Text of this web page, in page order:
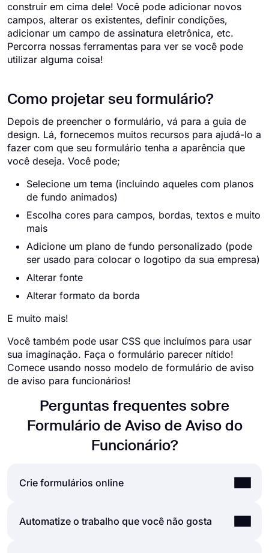
construir em cima dele! Você pode adicionar novos
campos, alterar os existentes, definir condições,
adicionar um campo de assinatura eletrônica, etc.
Percorra nossas ferramentas para ver se você pode
utilizar alguma coisa!
Como projetar seu formulário?
Depois de preencher o formulário, vá para a guia de
design. Lá, fornecemos muitos recursos para ajudá-lo a
fazer com que seu formulário tenha a aparência que
você deseja. Você pode;
Selecione um tema (incluindo aqueles com planos
de fundo animados)
Escolha cores para campos, bordas, textos e muito
mais
Adicione um plano de fundo personalizado (pode
ser usado para colocar o logotipo da sua empresa)
Alterar fonte
Alterar formato da borda
E muito mais!
Você também pode usar CSS que incluímos para usar
sua imaginação. Faça o formulário parecer nítido!
Comece usando nosso modelo de formulário de aviso
de aviso para funcionários!
Perguntas frequentes sobre
Formulário de Aviso de Aviso do
Funcionário?
Crie formulários online
Usando a interface de usuário fácil e extensa do
Automatize o trabalho que você não gosta